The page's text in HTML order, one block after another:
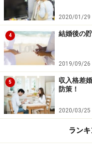
2020/01/29
4 結婚後の
2019/09/26
5
収入格差
防策！
2020/03/25
ラン